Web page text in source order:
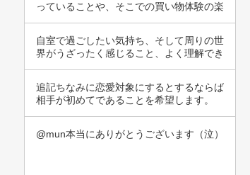
っていることや、そこでの買い物体験の楽
自室で過ごしたい気持ち、そして周りの世
界がうざったく感じること、よく理解でき
追記ちなみに恋愛対象にするとするならば
相手が初めてであることを希望します。
@mun本当にありがとうございます（泣）